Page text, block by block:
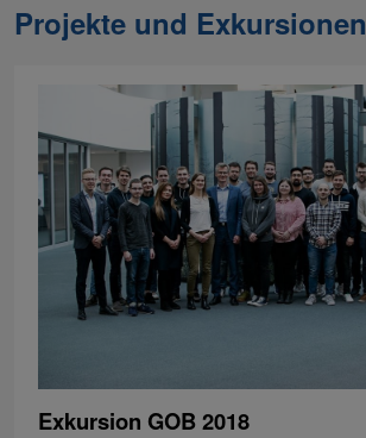
Projekte und Exkursionen
Exkursion GOB 2018